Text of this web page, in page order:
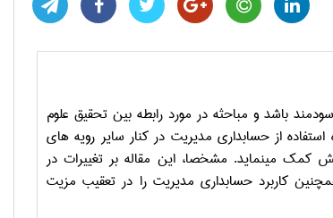
باشد و مباحثه در مورد رابطه بین تحقیق علوم
از حسابداری مدیریت در کنار سایر رویه­ های
کمک می­نماید. مشخصا، این مقاله بر تغییرات در
کاربرد حسابداری مدیریت را در تعقیب مزیت